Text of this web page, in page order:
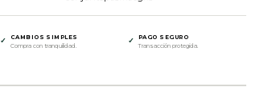
✓
CAMBIOS SIMPLES
Compra con tranquilidad.
✓
PAGO SEGURO
Transacción protegida.